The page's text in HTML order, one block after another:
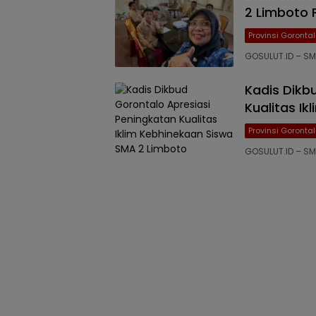
2 Limboto
Provinsi
GOSULUT.ID –
Kadis
Kualitas
Provinsi
GOSULUT.ID –